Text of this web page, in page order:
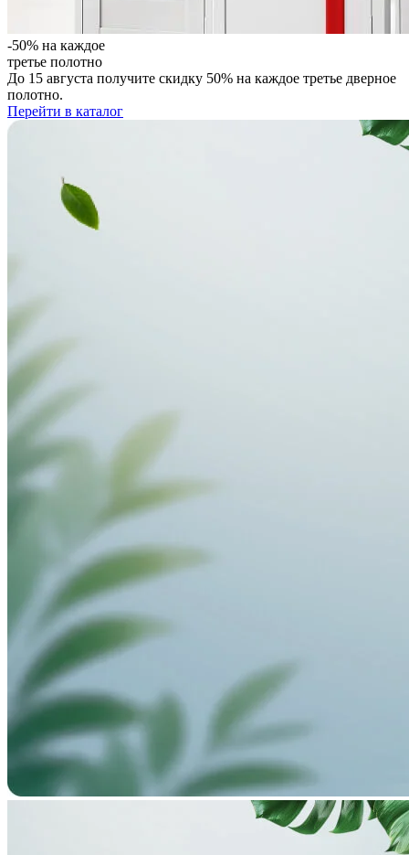
-50% на каждое
третье полотно
До 15 августа получите скидку 50% на каждое третье дверное
полотно.
Перейти в каталог